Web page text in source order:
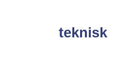
teknisk